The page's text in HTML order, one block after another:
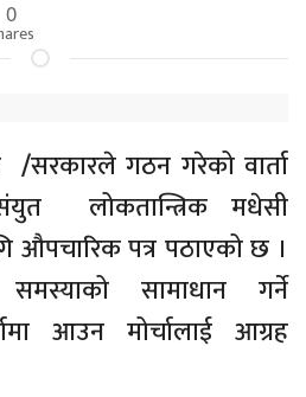
0
/सरकारले गठन गरेको वार्ता
लोकतान्त्रिक मधेसी
औपचारिक पत्र पठाएको छ ।
सामाधान गर्ने
आउन मोर्चालाई आग्रह